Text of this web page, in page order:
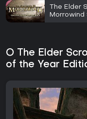
The Elder
O The Elder
of the Year